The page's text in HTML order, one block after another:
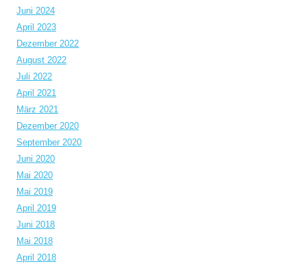
Juni 2024
April 2023
Dezember 2022
August 2022
Juli 2022
April 2021
März 2021
Dezember 2020
September 2020
Juni 2020
Mai 2020
Mai 2019
April 2019
Juni 2018
Mai 2018
April 2018